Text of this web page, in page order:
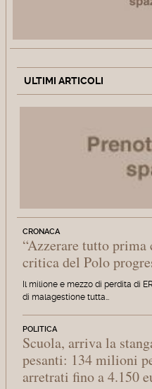
ULTIMI ARTICOLI
CRONACA
“Azzerare tutto
critica del Polo
Il milione e mezzo di perdita di
di malagestione tutta…
POLITICA
Scuola, arriva la
pesanti: 134 milioni
arretrati fino a 4.150